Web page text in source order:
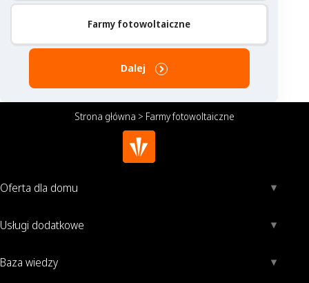
Farmy fotowoltaiczne
Dalej
Strona główna > Farmy fotowoltaiczne
Oferta dla domu
Usługi dodatkowe
Baza wiedzy